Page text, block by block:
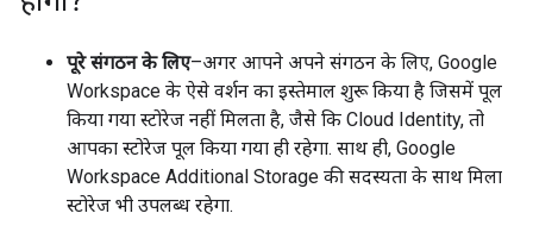
पूरे संगठन के लिए–अगर आपने अपने संगठन के लिए, Google
Workspace के ऐसे वर्शन का इस्तेमाल शुरू किया है जिसमें पूल
किया गया स्टोरेज नहीं मिलता है, जैसे कि Cloud Identity, तो
आपका स्टोरेज पूल किया गया ही रहेगा. साथ ही, Google
Workspace Additional Storage की सदस्यता के साथ मिला
स्टोरेज भी उपलब्ध रहेगा.